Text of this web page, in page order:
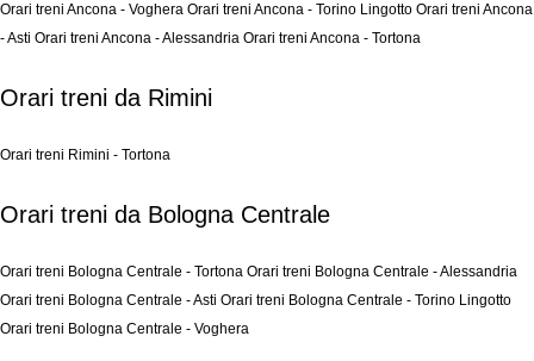
Orari treni Ancona - Voghera Orari treni Ancona - Torino Lingotto Orari treni Ancona
- Asti Orari treni Ancona - Alessandria Orari treni Ancona - Tortona
Orari treni da Rimini
Orari treni Rimini - Tortona
Orari treni da Bologna Centrale
Orari treni Bologna Centrale - Tortona Orari treni Bologna Centrale - Alessandria
Orari treni Bologna Centrale - Asti Orari treni Bologna Centrale - Torino Lingotto
Orari treni Bologna Centrale - Voghera